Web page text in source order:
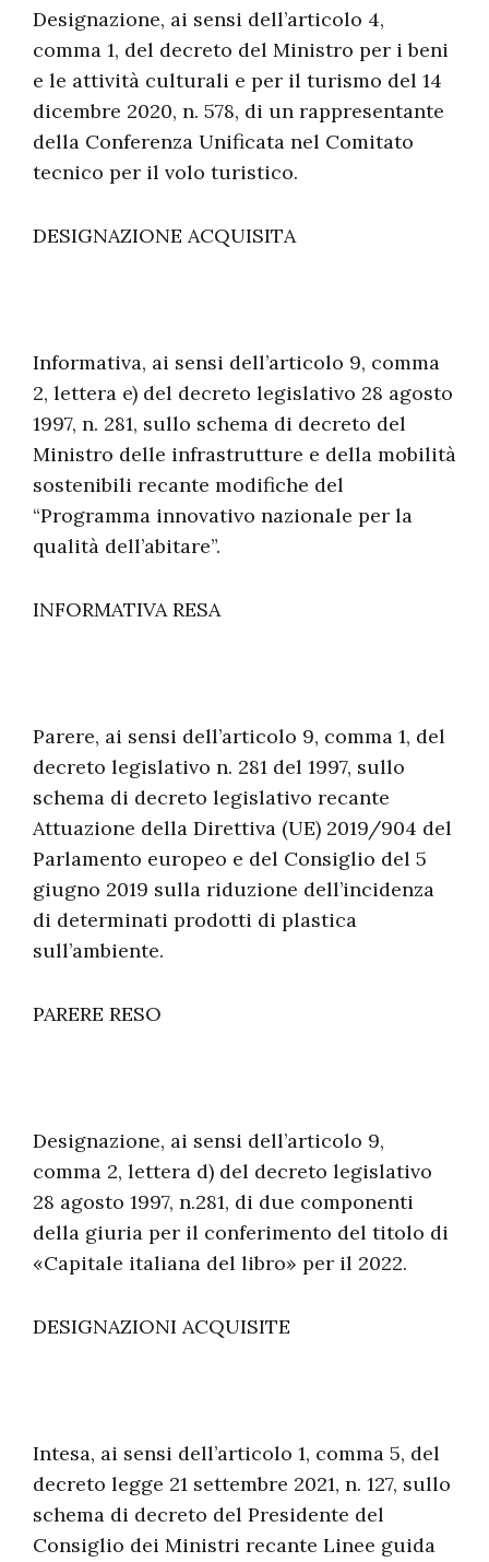
Designazione, ai sensi dell’articolo 4,
comma 1, del decreto del Ministro per i beni
e le attività culturali e per il turismo del 14
dicembre 2020, n. 578, di un rappresentante
della Conferenza Unificata nel Comitato
tecnico per il volo turistico.
DESIGNAZIONE ACQUISITA
Informativa, ai sensi dell’articolo 9, comma
2, lettera e) del decreto legislativo 28 agosto
1997, n. 281, sullo schema di decreto del
Ministro delle infrastrutture e della mobilità
sostenibili recante modifiche del
“Programma innovativo nazionale per la
qualità dell’abitare”.
INFORMATIVA RESA
Parere, ai sensi dell’articolo 9, comma 1, del
decreto legislativo n. 281 del 1997, sullo
schema di decreto legislativo recante
Attuazione della Direttiva (UE) 2019/904 del
Parlamento europeo e del Consiglio del 5
giugno 2019 sulla riduzione dell’incidenza
di determinati prodotti di plastica
sull’ambiente.
PARERE RESO
Designazione, ai sensi dell’articolo 9,
comma 2, lettera d) del decreto legislativo
28 agosto 1997, n.281, di due componenti
della giuria per il conferimento del titolo di
«Capitale italiana del libro» per il 2022.
DESIGNAZIONI ACQUISITE
Intesa, ai sensi dell’articolo 1, comma 5, del
decreto legge 21 settembre 2021, n. 127, sullo
schema di decreto del Presidente del
Consiglio dei Ministri recante Linee guida